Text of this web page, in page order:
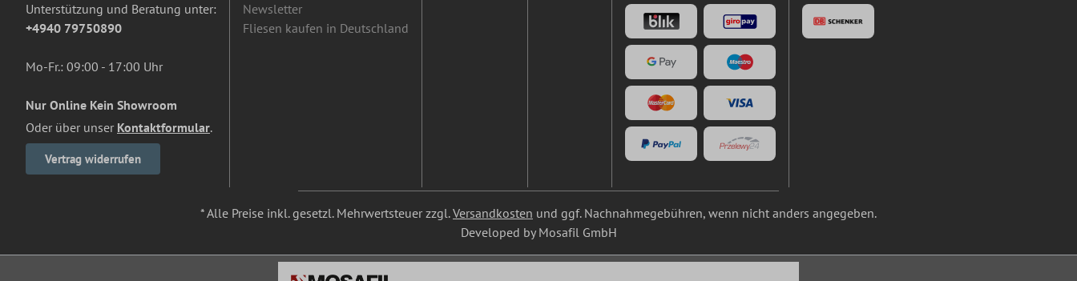
Unterstützung und Beratung unter:
+4940 79750890
Mo-Fr.: 09:00 - 17:00 Uhr
Nur Online Kein Showroom
Oder über unser Kontaktformular.
Vertrag widerrufen
Newsletter
Fliesen kaufen in Deutschland
* Alle Preise inkl. gesetzl. Mehrwertsteuer zzgl.Versandkosten und ggf. Nachnahmegebühren, wenn nicht anders angegeben.
Developed by Mosafil GmbH